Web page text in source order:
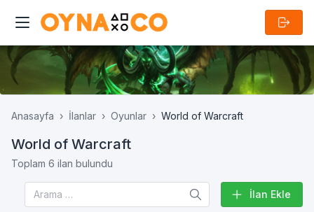
Anasayfa İlanlar Oyunlar World of Warcraft
World of Warcraft
Toplam 6 ilan bulundu
İlan Ekle